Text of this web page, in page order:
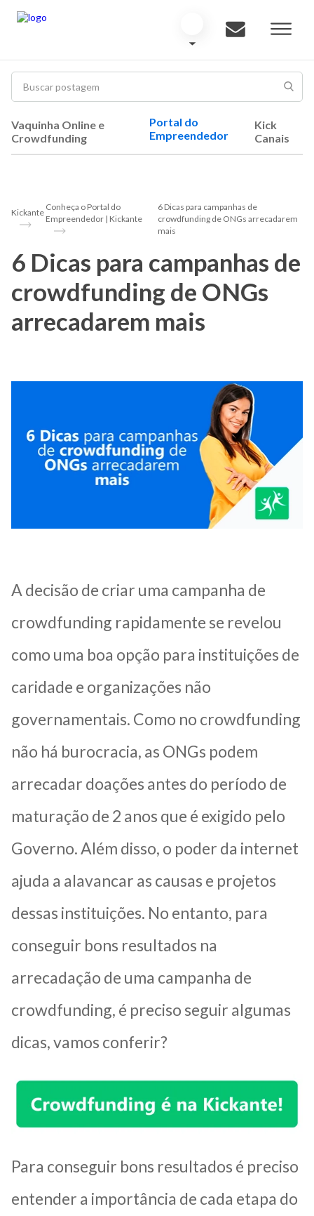
Vaquinha Online e
Crowdfunding
Portal do
Empreendedor
Kick
Canais
Kickante
Conheça o Portal do
Empreendedor | Kickante
6 Dicas para campanhas de
crowdfunding de ONGs arrecadarem
mais
6 Dicas para campanhas de
crowdfunding de ONGs
arrecadarem mais
A decisão de criar uma campanha de
crowdfunding rapidamente se revelou
como uma boa opção para instituições de
caridade e organizações não
governamentais. Como no crowdfunding
não há burocracia, as ONGs podem
arrecadar doações antes do período de
maturação de 2 anos que é exigido pelo
Governo. Além disso, o poder da internet
ajuda a alavancar as causas e projetos
dessas instituições. No entanto, para
conseguir bons resultados na
arrecadação de uma campanha de
crowdfunding, é preciso seguir algumas
dicas, vamos conferir?
Para conseguir bons resultados é preciso
entender a importância de cada etapa do